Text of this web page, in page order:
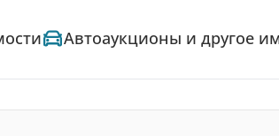
Автоаукционы и другое